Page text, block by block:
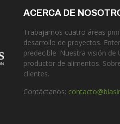
ACERCA DE
Trabajamos cuatro áreas
desarrollo de proyectos.
predecible. Nuestra visión
productor de alimentos.
clientes.
Contáctanos: